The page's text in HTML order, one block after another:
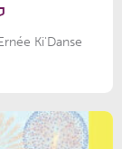
Ki'Danse